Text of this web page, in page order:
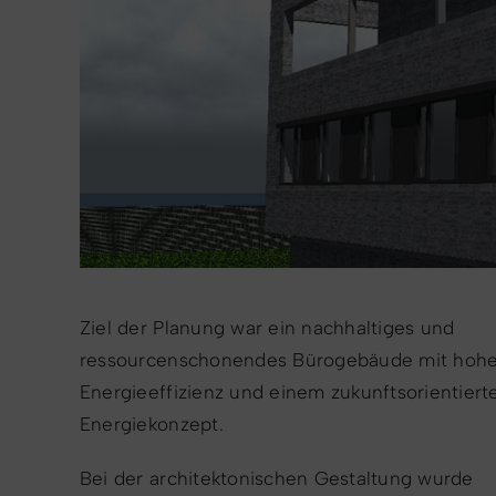
Ziel der Planung war ein nachhaltiges und
ressourcenschonendes Bürogebäude mit
Energieeffizienz und einem
Energiekonzept.
Bei der architektonischen Gestaltung wurde